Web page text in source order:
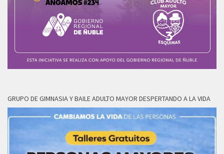
GRUPO DE GIMNASIA Y BAILE ADULTO MAYOR DESPERTANDO A LA VIDA